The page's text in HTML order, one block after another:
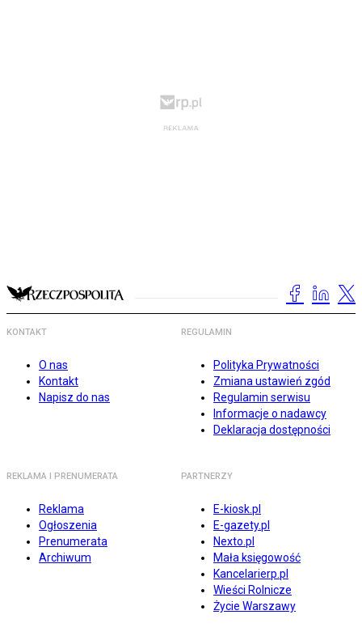
KONTAKT
O nas
Kontakt
Napisz do nas
REGULAMIN
Polityka Prywatności
Zmiana ustawień zgód
Regulamin serwisu
Informacje o nadawcy
Deklaracja dostępności
REKLAMA I PRENUMERATA
Reklama
Ogłoszenia
Prenumerata
Archiwum
PARTNERZY
E-kiosk.pl
E-gazety.pl
Nexto.pl
Mała księgowość
Kancelarierp.pl
Wieści Rolnicze
Życie Warszawy